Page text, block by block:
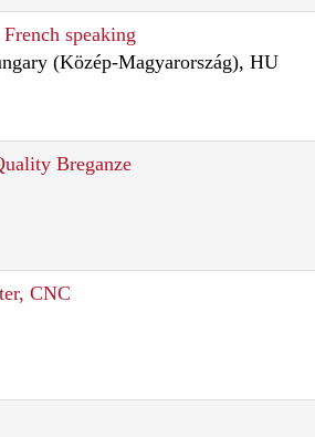
speaking
(Közép-Magyarország), HU
Breganze
CNC